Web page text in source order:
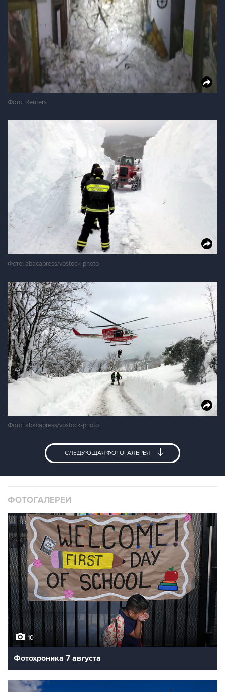
Фото: Reuters
Фото: abacapress/vostock-photo
Фото: abacapress/vostock-photo
СЛЕДУЮЩАЯ ФОТОГАЛЕРЕЯ
ФОТОГАЛЕРЕИ
10
Фотохроника 7 августа